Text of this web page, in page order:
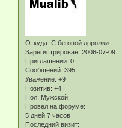
Откуда: С беговой дорожки
Зарегистрирован: 2006-07-09
Приглашений: 0
Сообщений: 395
Уважение: +9
Позитив: +4
Пол: Мужской
Провел на форуме:
5 дней 7 часов
Последний визит: